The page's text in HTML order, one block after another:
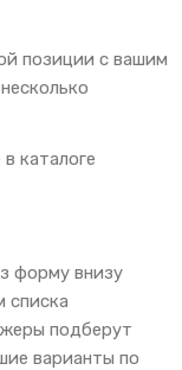
позиции с вашим
каталоге
форму внизу
списка
подберут
варианты по